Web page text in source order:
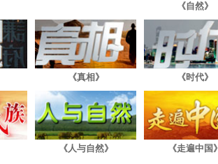
《自然》
《真相》 《时代》
《人与自然》 《走遍中国》